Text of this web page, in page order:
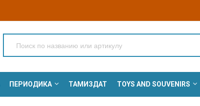
ПЕРИОДИКА ТАМИЗДАТ TOYS AND SOUVENIRS